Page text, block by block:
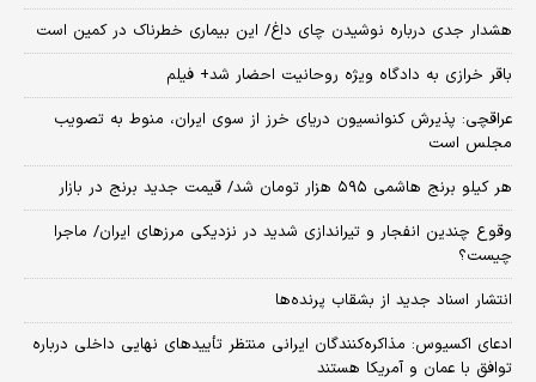
هشدار جدی درباره نوشیدن چای داغ/ این بیماری خطرناک در کمین است
باقر خرازی به دادگاه ویژه روحانیت احضار شد+ فیلم
عراقچی: پذیرش کنوانسیون دریای خرز از سوی ایران، منوط به تصویب
مجلس است
هر کیلو برنج هاشمی ۵۹۵ هزار تومان شد/ قیمت جدید برنج در بازار
وقوع چندین انفجار و تیراندازی شدید در نزدیکی مرز‌های ایران/ ماجرا
چیست؟
انتشار اسناد جدید از بشقاب پرنده‌ها
ادعای اکسیوس: مذاکره‌کنندگان ایرانی منتظر تأییدهای نهایی داخلی درباره
توافق با عمان و آمریکا هستند